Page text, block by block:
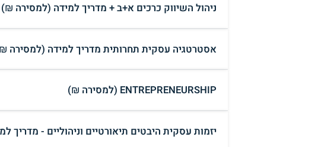
ניהול השיווק כרכים א+ב + מדריך למידה (למסירה ₪)
אסטרטגיה עסקית תחרותית מדריך למידה (למסירה
ENTREPRENEURSHIP (למסירה ₪)
יזמות עסקית היבטים תיאורטיים וניהוליים - מדריך